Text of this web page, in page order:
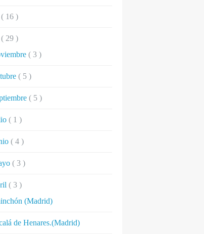
( 16 )
( 29 )
( 3 )
( 5 )
( 5 )
( 1 )
( 4 )
( 3 )
( 3 )
(Madrid)
de Henares.(Madrid)